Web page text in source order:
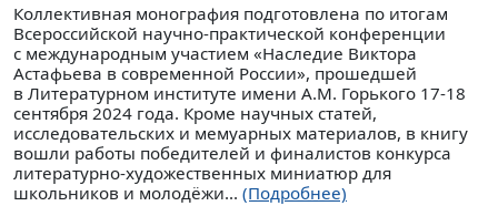
Коллективная монография подготовлена по итогам
Всероссийской научно-практической конференции
с международным участием «Наследие Виктора
Астафьева в современной России», прошедшей
в Литературном институте имени А.М. Горького 17-18
сентября 2024 года. Кроме научных статей,
исследовательских и мемуарных материалов, в книгу
вошли работы победителей и финалистов конкурса
литературно-художественных миниатюр для
школьников и молодёжи... (Подробнее)